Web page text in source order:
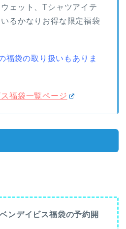
ェット、Tシャツアイテ
るかなりお得な限定福袋
福袋の取り扱いもありま
福袋一覧ページ
ンデイビス福袋の予約開